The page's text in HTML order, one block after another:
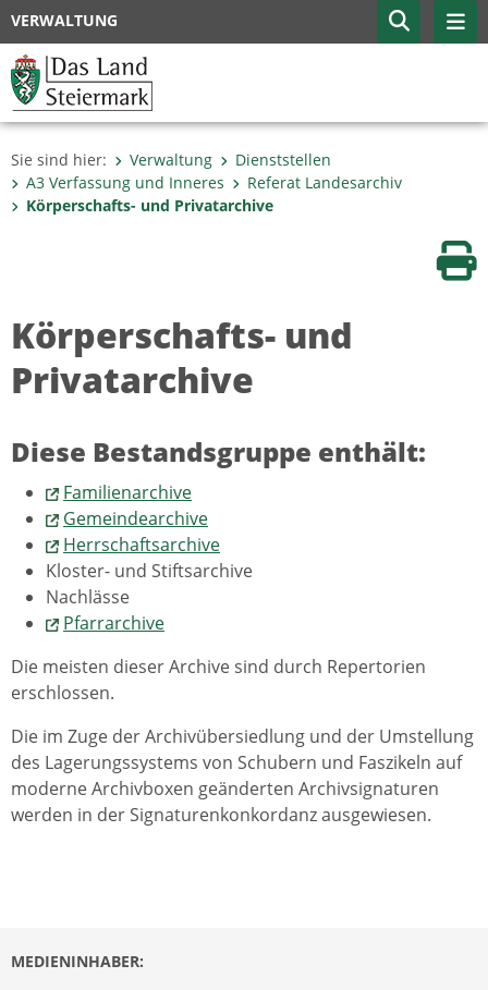
VERWALTUNG
Sie sind hier: Verwaltung
Dienststellen
A3 Verfassung und Inneres
Referat Landesarchiv
Körperschafts- und Privatarchive
Körperschafts- und
Privatarchive
Diese Bestandsgruppe enthält:
Familienarchive
Gemeindearchive
Herrschaftsarchive
Kloster- und Stiftsarchive
Nachlässe
Pfarrarchive
Die meisten dieser Archive sind durch Repertorien
erschlossen.
Die im Zuge der Archivübersiedlung und der Umstellung
des Lagerungssystems von Schubern und Faszikeln auf
moderne Archivboxen geänderten Archivsignaturen
werden in der Signaturenkonkordanz ausgewiesen.
MEDIENINHABER: